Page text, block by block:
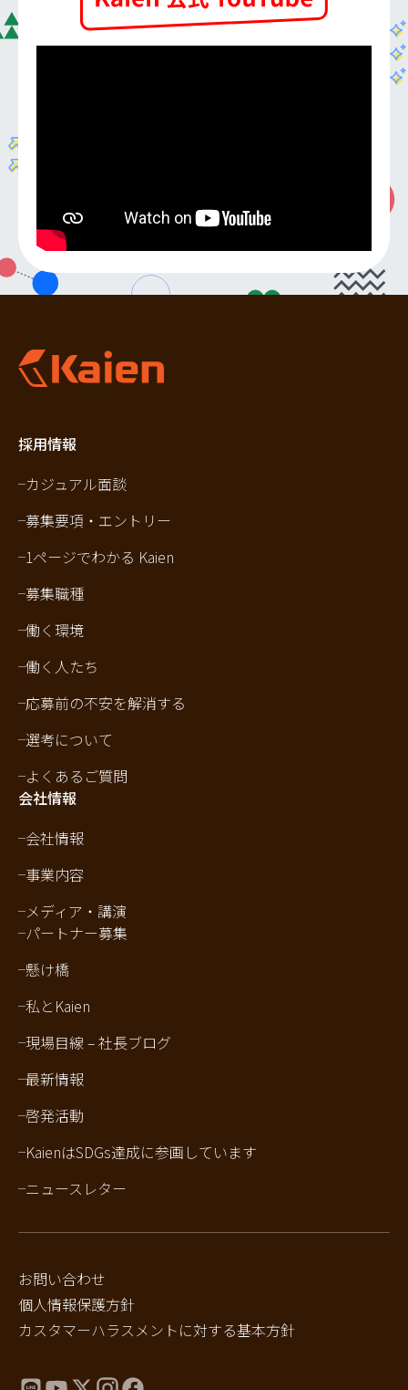
採用情報
カジュアル面談
募集要項・エントリー
1ページでわかる Kaien
募集職種
働く環境
働く人たち
応募前の不安を解消する
選考について
よくあるご質問
会社情報
会社情報
事業内容
メディア・講演
パートナー募集
懸け橋
私とKaien
現場目線 – 社長ブログ
最新情報
啓発活動
KaienはSDGs達成に参画しています
ニュースレター
お問い合わせ
個人情報保護方針
カスタマーハラスメントに対する基本方針